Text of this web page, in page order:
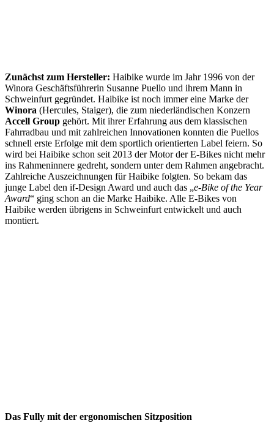
Zunächst zum Hersteller: Haibike wurde im Jahr 1996 von der
Winora Geschäftsführerin Susanne Puello und ihrem Mann in
Schweinfurt gegründet. Haibike ist noch immer eine Marke der
Winora (Hercules, Staiger), die zum niederländischen Konzern
Accell Group gehört. Mit ihrer Erfahrung aus dem klassischen
Fahrradbau und mit zahlreichen Innovationen konnten die Puellos
schnell erste Erfolge mit dem sportlich orientierten Label feiern. So
wird bei Haibike schon seit 2013 der Motor der E-Bikes nicht mehr
ins Rahmeninnere gedreht, sondern unter dem Rahmen angebracht.
Zahlreiche Auszeichnungen für Haibike folgten. So bekam das
junge Label den if-Design Award und auch das „e-Bike of the Year
Award“ ging schon an die Marke Haibike. Alle E-Bikes von
Haibike werden übrigens in Schweinfurt entwickelt und auch
montiert.
Das Fully mit der ergonomischen Sitzposition